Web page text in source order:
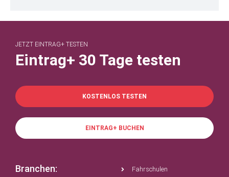
JETZT EINTRAG+ TESTEN
Eintrag+ 30 Tage testen
KOSTENLOS TESTEN
EINTRAG+ BUCHEN
Branchen:
Fahrschulen